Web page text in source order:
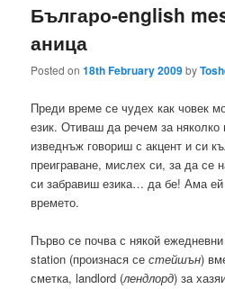
Българо-english
аница
Posted on18th February 2009by
Преди време се чудех как човек
език. Отиваш да речем за
изведнъж говориш с акцент и си
преиграване, мислех си, за да се
си забравиш езика… да бе! Ама
времето.
Първо се почва с някой
station (произнася сестейшън)
сметка, landlord (лендлорд) за